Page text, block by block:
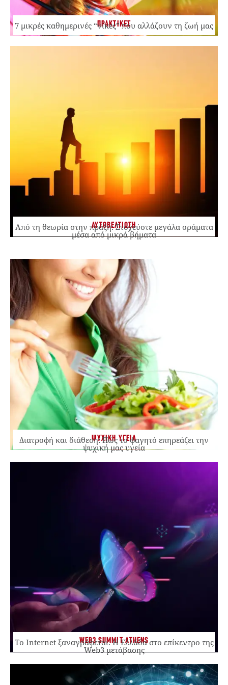
ΠΡΑΚΤΙΚΕΣ
7 μικρές καθημερινές “νίκες” που αλλάζουν τη ζωή μας
ΑΥΤΟΒΕΛΤΙΩΣΗ
Από τη θεωρία στην πράξη: Στοχεύστε μεγάλα οράματα
μέσα από μικρά βήματα
ΨΥΧΙΚΗ ΥΓΕΙΑ
Διατροφή και διάθεση: Πώς το φαγητό επηρεάζει την
ψυχική μας υγεία
WEB3 SUMMIT ATHENS
Το Internet ξαναγράφεται. Η Ελλάδα στο επίκεντρο της
Web3 μετάβασης